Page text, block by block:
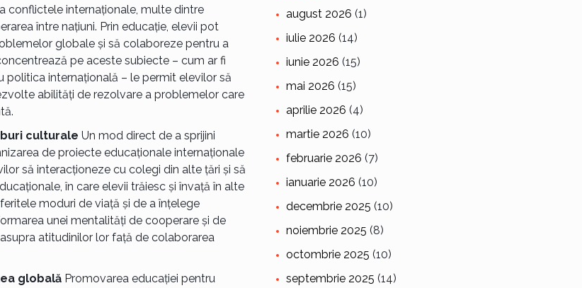
conflictele internaționale, multe dintre
între națiuni. Prin educație, elevii pot
globale și să colaboreze pentru a
pe aceste subiecte – cum ar fi
internațională – le permit elevilor să
abilități de rezolvare a problemelor care
culturale Un mod direct de a sprijini
de proiecte educaționale internaționale
să interacționeze cu colegi din alte țări și să
în care elevii trăiesc și învață în alte
moduri de viață și de a înțelege
unei mentalități de cooperare și de
atitudinilor lor față de colaborarea
globalăPromovarea educației pentru
august 2026 (1)
iulie 2026 (14)
iunie 2026 (15)
mai 2026 (15)
aprilie 2026 (4)
martie 2026 (10)
februarie 2026 (7)
ianuarie 2026 (10)
decembrie 2025 (10)
noiembrie 2025 (8)
octombrie 2025 (10)
septembrie 2025 (14)